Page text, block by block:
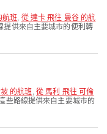
航班, 從 達卡 飛往 曼谷 的航
提供來自主要城市的便利轉
的航班 , 從 馬利 飛往 可倫
些路線提供來自主要城市的